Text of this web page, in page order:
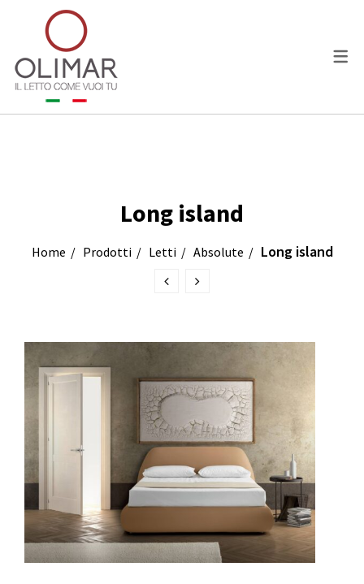
LETTI
PERSONALIZZAZIONI
Dispositivi di apertura
Tipologia vano contenitore
Piedini
Rivestimenti
Long island
Home Prodotti Letti Absolute Long island